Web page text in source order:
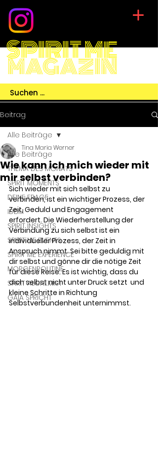
SPIRIT ME
MAGAZIN
Beitrag
Alle Beiträge
THEMA DES MONATS
SPIRIT MOMENTS
DEINE FRAGE
IDBM
SPIRIT INSIGHTS
SPIRIT ME EVENTS
SPIRIT ME EXPERIENCE
MORGENROUTINE
SPIRIT ALCHEMIST
GAIA SPRICHT
Alle Beiträge
Wie kann ich mich wieder mit
mir selbst verbinden?
Tina Maria Werner
Sich wieder mit sich selbst zu
verbinden, ist ein wichtiger Prozess, der
Zeit, Geduld und Engagement
erfordert. Die Wiederherstellung der
Verbindung zu sich selbst ist ein
individueller Prozess, der Zeit in
Anspruch nimmt. Sei bitte geduldig mit
dir selbst und gönne dir die nötige Zeit
für diese Reise. Es ist wichtig, dass du
dich selbst nicht unter Druck setzt  und
kleine Schritte in Richtung
Selbstverbundenheit unternimmst.